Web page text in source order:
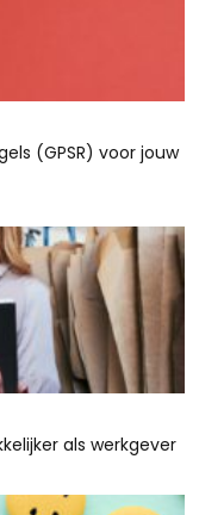
(GPSR) voor jouw
als werkgever